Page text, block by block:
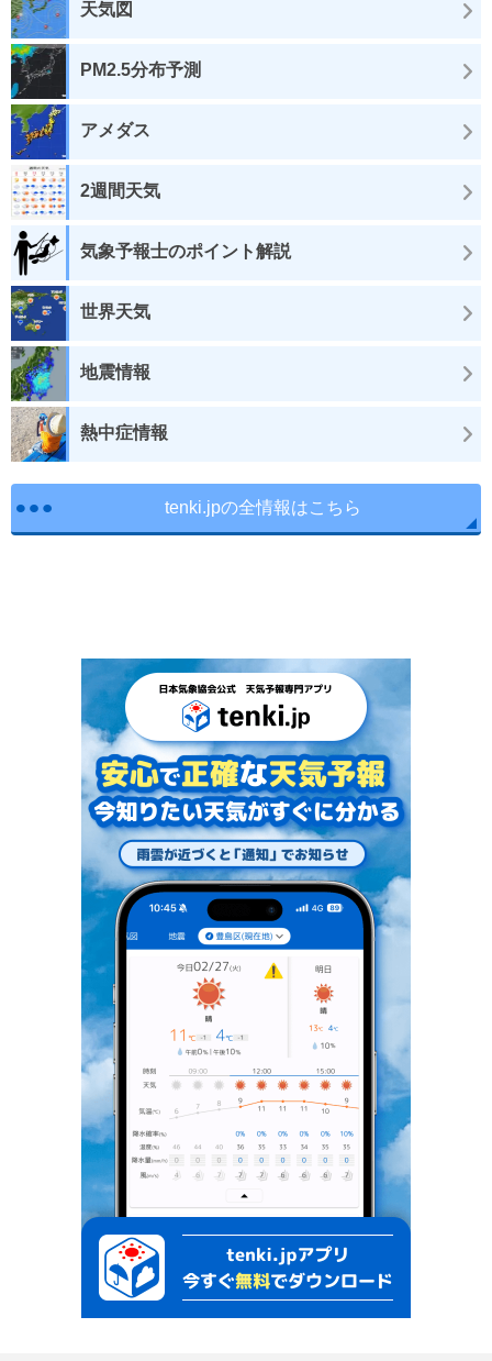
天気図
PM2.5分布予測
アメダス
2週間天気
気象予報士のポイント解説
世界天気
地震情報
熱中症情報
tenki.jpの全情報はこちら